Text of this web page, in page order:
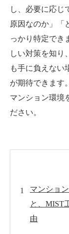
し、必要に応じ
原因なのか」「
っかり特定でき
しい対策を知り
も手に負えない
が期待できます
マンション環境
ださい。
マンショ
と、MIST
由